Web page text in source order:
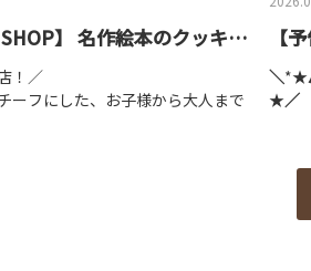
【POP-UP SHOP】 名作絵本のクッキー缶セレクション byCake.jp
！／
ーフにした、お子様から大人まで
＼*★
★／
ル
限